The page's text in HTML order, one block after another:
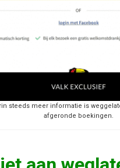
steeds meer informatie is
afgeronde boekingen.